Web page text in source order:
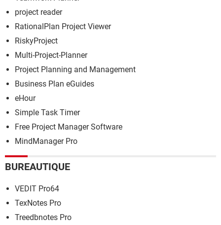
project reader
RationalPlan Project Viewer
RiskyProject
Multi-Project-Planner
Project Planning and Management
Business Plan eGuides
eHour
Simple Task Timer
Free Project Manager Software
MindManager Pro
BUREAUTIQUE
VEDIT Pro64
TexNotes Pro
Treedbnotes Pro